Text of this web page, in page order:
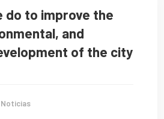
do to improve the
and
of the city
Noticias